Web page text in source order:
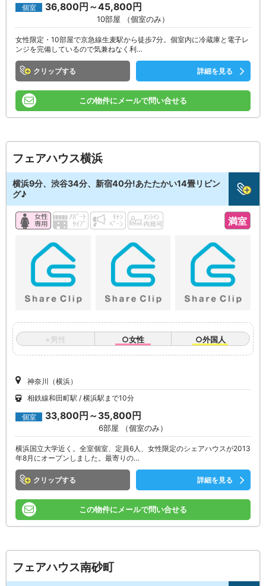
個室 36,800円～45,800円
10部屋 （個室のみ）
女性限定・10部屋で京急線生麦駅から徒歩7分。個室内に冷蔵庫と電子レ
ンジを完備しているので気兼ねなく利…
クリップ 詳細を見る
この物件にメールで問い合せる
フェアハウス横浜
横浜9分、渋谷34分、新宿40分!あたたかい14畳リビン
グ♪
満室
×男性 ○女性 ○外国人
神奈川（横浜）
相鉄線和田町駅
横浜駅まで10分
個室 33,800円～35,800円
6部屋 （個室のみ）
横浜国立大学近く。全室個室、定員6人、女性限定のシェアハウスが2013
年8月にオープンしました。最寄りの…
クリップ 詳細を見る
この物件にメールで問い合せる
フェアハウス南砂町